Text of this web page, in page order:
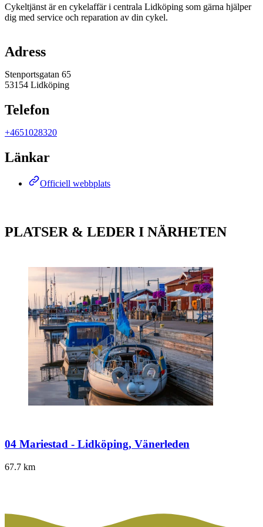
Cykeltjänst är en cykelaffär i centrala Lidköping som gärna hjälper
dig med service och reparation av din cykel.
Adress
Stenportsgatan 65
53154 Lidköping
Telefon
+4651028320
Länkar
Officiell webbplats
PLATSER & LEDER I NÄRHETEN
04 Mariestad - Lidköping, Vänerleden
67.7 km